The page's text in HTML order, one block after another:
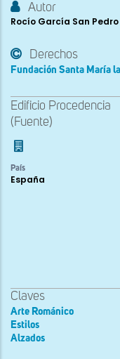
Autor
Rocío García San Pedro
Derechos
Fundación Santa María
Edificio Procedencia
(Fuente)
País
España
Claves
Arte Románico
Estilos
Alzados